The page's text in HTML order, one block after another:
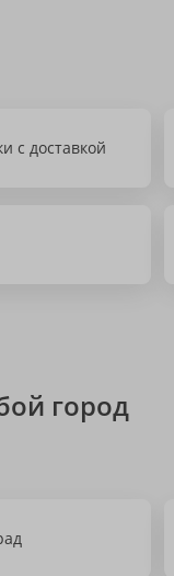
с доставкой
город